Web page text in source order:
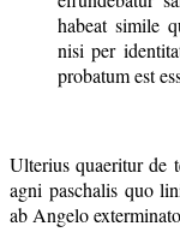
habeat simile
nisi per
probatum est
Ulterius quaeritur de
agni paschalis quo
ab Angelo